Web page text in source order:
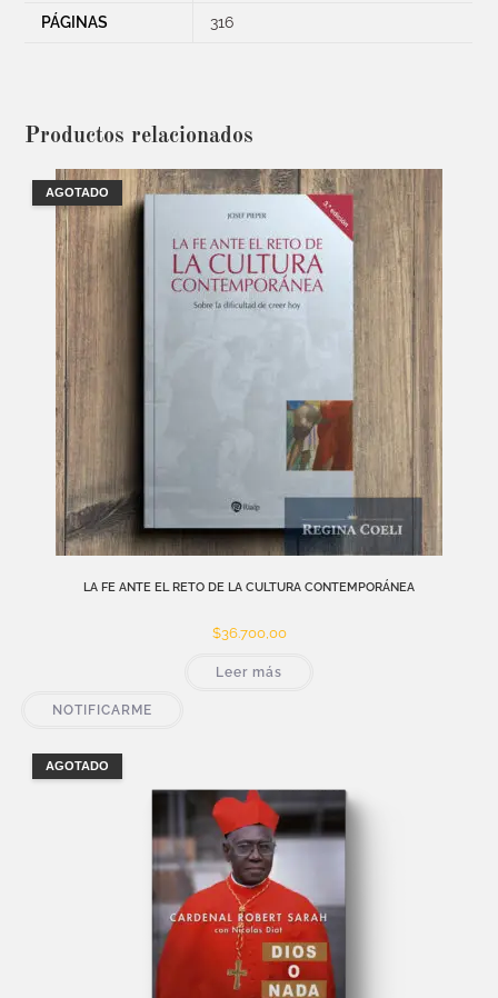
PÁGINAS 316
Productos relacionados
AGOTADO
LA FE ANTE EL RETO DE LA CULTURA CONTEMPORÁNEA
$36.700,00
Leer más
NOTIFICARME
AGOTADO